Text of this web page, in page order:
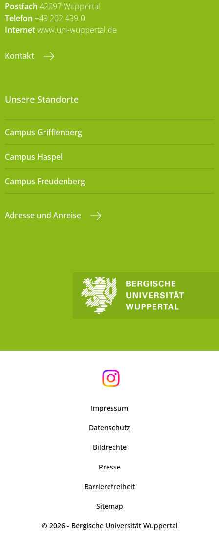
Postfach 42097 Wuppertal
Telefon +49 202 439-0
Internetwww.uni-wuppertal.de
Kontakt
Unsere Standorte
Campus Grifflenberg
Campus Haspel
Campus Freudenberg
Adresse und Anreise
Impressum
Datenschutz
Bildrechte
Presse
Barrierefreiheit
Sitemap
© 2026 - Bergische Universität Wuppertal